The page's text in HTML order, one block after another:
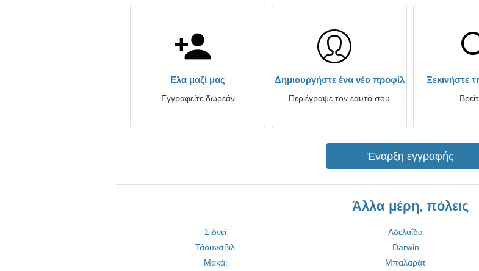
Ελα μαζί μας
Εγγραφείτε δωρεάν
Δημιουργήστε ένα νέο προφίλ
Περιέγραψε τον εαυτό σου
Ξεκινήστε
Έναρξη εγγραφής
Άλλα μέρη, πόλεις
Σίδνεϊ Αδελαΐδα
Τάουνσβιλ
Darwin
Μακάι
Μπαλαράτ